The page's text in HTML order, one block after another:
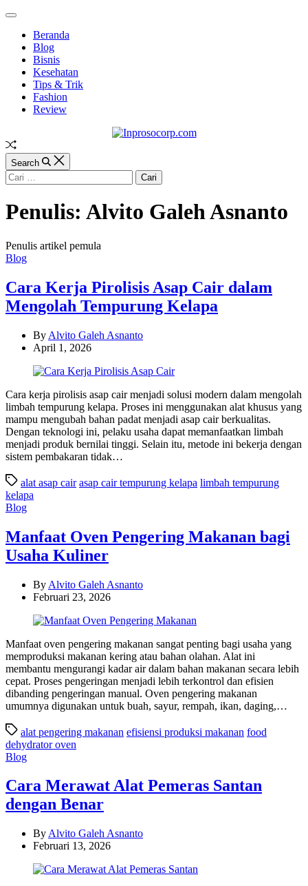
Skip
content
Off
CanvasBeranda
Blog
Bisnis
Kesehatan
Tips & Trik
Fashion
Review
Inprosocorp.com
Random
Article
Search
Cari
untuk:
Penulis: Alvito Galeh Asnanto
Penulis artikel pemula
Categories
Blog
Cara Kerja Pirolisis Asap Cair dalam
Mengolah Tempurung Kelapa
By Alvito Galeh Asnanto
April 1, 2026
Cara kerja pirolisis asap cair menjadi solusi modern dalam mengolah
limbah tempurung kelapa. Proses ini menggunakan alat khusus yang
mampu mengubah bahan padat menjadi asap cair berkualitas.
Dengan teknologi ini, pelaku usaha dapat memanfaatkan limbah
menjadi produk bernilai tinggi. Selain itu, metode ini bekerja dengan
sistem pembakaran tidak…
alat asap cair asap cair tempurung kelapa limbah tempurung
kelapa
Categories
Blog
Manfaat Oven Pengering Makanan bagi
Usaha Kuliner
By Alvito Galeh Asnanto
Februari 23, 2026
Manfaat oven pengering makanan sangat penting bagi usaha yang
memproduksi makanan kering atau bahan olahan. Alat ini
membantu mengurangi kadar air dalam bahan makanan secara lebih
cepat. Proses pengeringan menjadi lebih terkontrol dan efisien
dibanding pengeringan manual. Oven pengering makanan
umumnya digunakan untuk buah, sayur, rempah, ikan, daging,…
alat pengering makanan efisiensi produksi makanan food
dehydrator oven
Categories
Blog
Cara Merawat Alat Pemeras Santan
dengan Benar
By Alvito Galeh Asnanto
Februari 13, 2026